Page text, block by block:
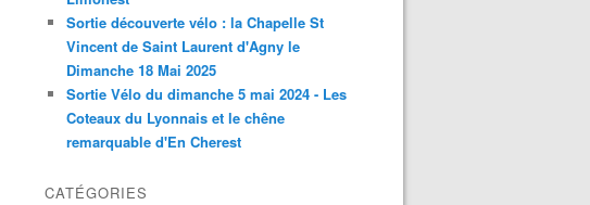
Sortie découverte vélo : la Chapelle St
Vincent de Saint Laurent d'Agny le
Dimanche 18 Mai 2025
Sortie Vélo du dimanche 5 mai 2024 - Les
Coteaux du Lyonnais et le chêne
remarquable d'En Cherest
CATÉGORIES